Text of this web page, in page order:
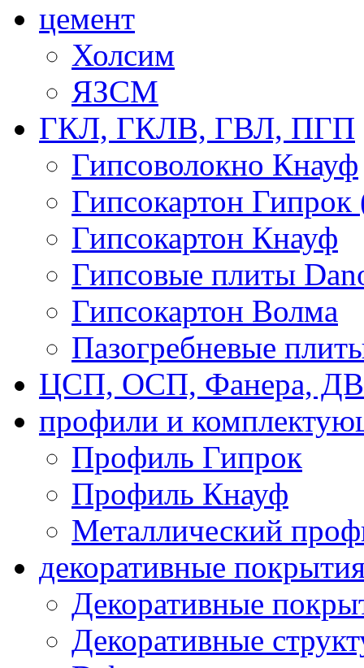
цемент
Холсим
ЯЗCМ
ГКЛ, ГКЛВ, ГВЛ, ПГП
Гипсоволокно Кнауф
Гипсокартон Гипрок
Гипсокартон Кнауф
Гипсовые плиты
Гипсокартон Волма
Пазогребневые
ЦСП, ОСП, Фанера,
профили и
Профиль Гипрок
Профиль Кнауф
Металлический
декоративные
Декоративные
Декоративные